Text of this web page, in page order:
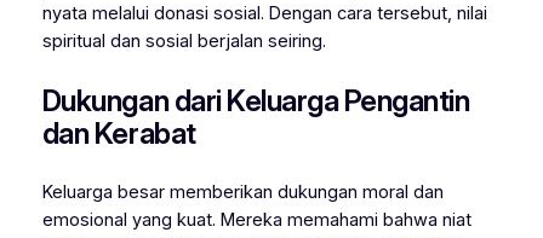
nyata melalui donasi sosial. Dengan cara tersebut, nilai
spiritual dan sosial berjalan seiring.
Dukungan dari Keluarga Pengantin
dan Kerabat
Keluarga besar memberikan dukungan moral dan
emosional yang kuat. Mereka memahami bahwa niat